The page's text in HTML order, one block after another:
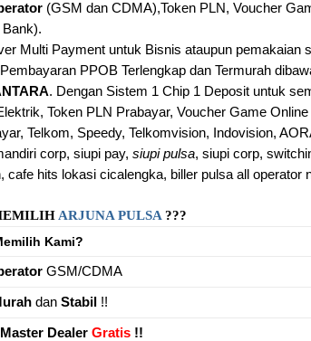
(GSM dan CDMA),Token PLN, Voucher
Multi Payment untuk Bisnis ataupun pemakaian
PPOB Terlengkap dan Termurah
. Dengan Sistem 1 Chip 1 Deposit untuk
Token PLN Prabayar, Voucher Game
Telkom, Speedy, Telkomvision, Indovision,
corp, siupi pay, siupi pulsa, siupi corp,
cafe hits lokasi cicalengka, biller pulsa all operator
ARJUNA PULSA ???
Kami?
GSM/CDMA
dan Stabil !!
Dealer Gratis !!